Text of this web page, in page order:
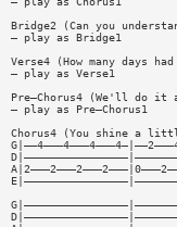
Bridge2 (Can you
– play as Bridge1
Verse4 (How many days
– play as Verse1
Pre—Chorus4 (We'll do
– play as Pre—Chorus1
Chorus4 (You shine a